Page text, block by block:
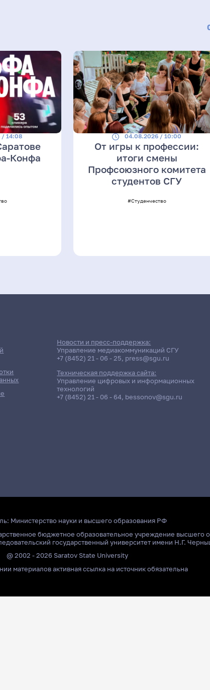
/ 14:08
Конфа
04.08.2026 / 10:00
От игры к профессии:
итоги смены
Профсоюзного комитета
студентов СГУ
#Студенчество
Новости и пресс-поддержка:
Управление медиакоммуникаций СГУ
+7 (8452) 21 - 06 - 25, press@sgu.ru
Техническая поддержка сайта:
Управление цифровых и информационных
технологий
+7 (8452) 21 - 06 - 64, bessonov@sgu.ru
Министерство науки и высшего образования РФ
бюджетное образовательное учреждение высшего
государственный университет имени Н.Г.
@ 2002 - 2026 Saratov State University
материалов активная ссылка на источник обязательна